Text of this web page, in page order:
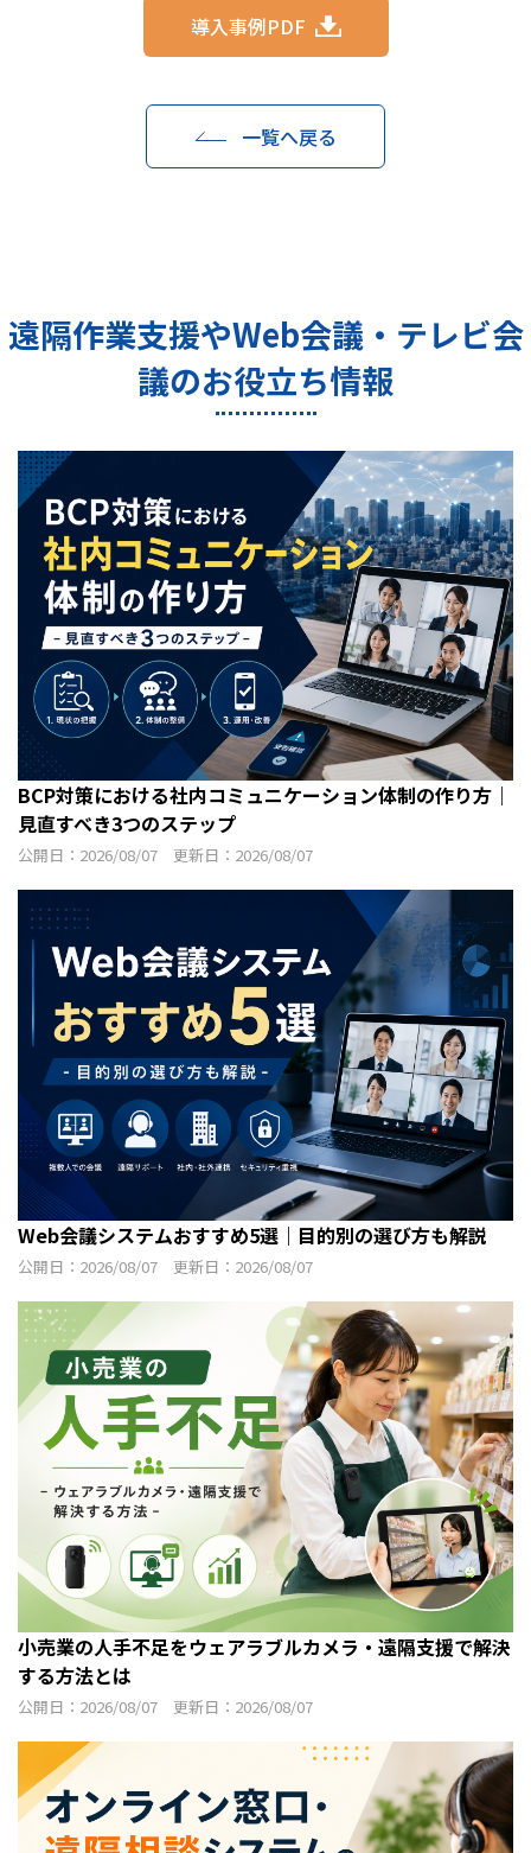
導入事例PDF
一覧へ戻る
遠隔作業支援やWeb会議・テレビ会
議のお役立ち情報
BCP対策における社内コミュニケーション体制の作り方｜
見直すべき3つのステップ
公開日：2026/08/07 更新日：2026/08/07
Web会議システムおすすめ5選｜目的別の選び方も解説
公開日：2026/08/07 更新日：2026/08/07
小売業の人手不足をウェアラブルカメラ・遠隔支援で解決
する方法とは
公開日：2026/08/07 更新日：2026/08/07